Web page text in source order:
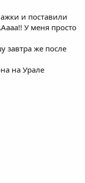
и поставили
У меня просто
завтра же после
на Урале